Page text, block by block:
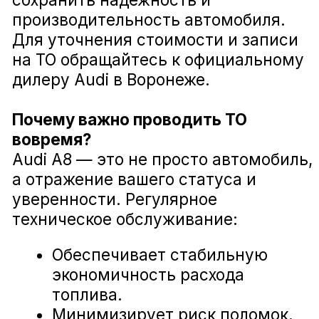
Диагностика ходовой части Audi A8